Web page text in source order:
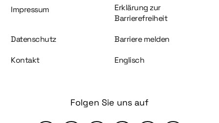
Information und Service
Impressum
Erklärung zur
Barrierefreiheit
Datenschutz Barriere melden
Kontakt Englisch
Folgen Sie uns auf